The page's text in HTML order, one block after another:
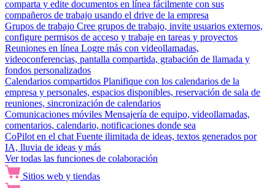
comparta y edite documentos en línea fácilmente con sus
compañeros de trabajo usando el drive de la empresa
Grupos de trabajo Cree grupos de trabajo, invite usuarios externos,
configure permisos de acceso y trabaje en tareas y proyectos
Reuniones en línea Logre más con videollamadas,
videoconferencias, pantalla compartida, grabación de llamada y
fondos personalizados
Calendarios compartidos Planifique con los calendarios de la
empresa y personales, espacios disponibles, reservación de sala de
reuniones, sincronización de calendarios
Comunicaciones móviles Mensajería de equipo, videollamadas,
comentarios, calendario, notificaciones donde sea
CoPilot en el chat Fuente ilimitada de ideas, textos generados por
IA, lluvia de ideas y más
Ver todas las funciones de colaboración
Sitios web y tiendas